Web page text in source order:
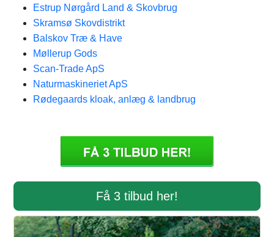
Estrup Nørgård Land & Skovbrug
Skramsø Skovdistrikt
Balskov Træ & Have
Møllerup Gods
Scan-Trade ApS
Naturmaskineriet ApS
Rødegaards kloak, anlæg & landbrug
Få 3 tilbud her!